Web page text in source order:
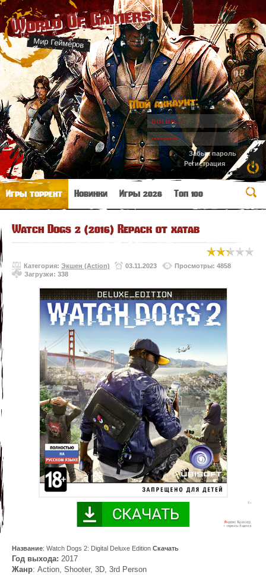
World Of Gamers
Мир Геймеров
Мой аккаунт:
Забыл пароль
Регистрация
Игры торрент Новинки Игры 2026 Топ 100
Watch Dogs 2 (2016) Repack от xatab
Категория: Экшен (Action) 03.11.2023
Просмотры: 4858
Загрузки: 338
Название: Watch Dogs 2: Digital Deluxe Edition Скачать
Год выхода: 2017
Жанр: Action, Shooter, 3D, 3rd Person